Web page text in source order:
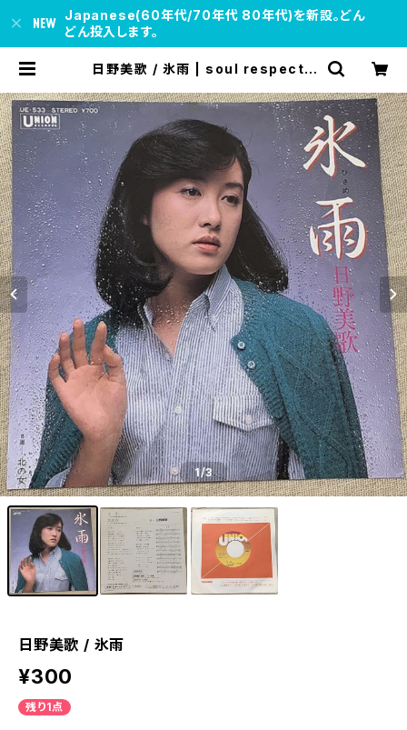
Japanese(60年代/70年代 80年代)を新設。どん
どん投入します。
日野美歌 / 氷雨 | soul respect r
1/3
日野美歌 / 氷雨
¥300
残り1点